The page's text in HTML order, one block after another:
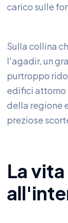
carico sulle
Sulla collina
l'agadir, un
purtroppo
edifici attorno
della regione
preziose
La